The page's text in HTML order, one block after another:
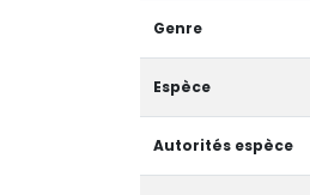
Genre
Espèce
Autorités espèce